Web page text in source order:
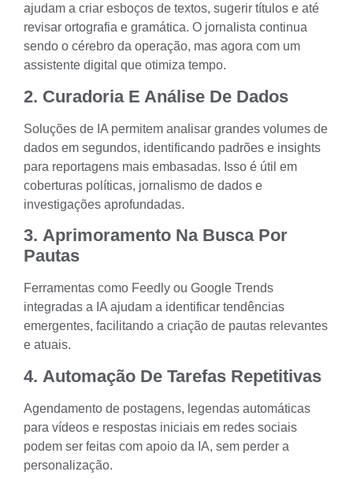
ajudam a criar esboços de textos, sugerir títulos e até
revisar ortografia e gramática. O jornalista continua
sendo o cérebro da operação, mas agora com um
assistente digital que otimiza tempo.
2. Curadoria E Análise De Dados
Soluções de IA permitem analisar grandes volumes de
dados em segundos, identificando padrões e insights
para reportagens mais embasadas. Isso é útil em
coberturas políticas, jornalismo de dados e
investigações aprofundadas.
3. Aprimoramento Na Busca Por
Pautas
Ferramentas como Feedly ou Google Trends
integradas a IA ajudam a identificar tendências
emergentes, facilitando a criação de pautas relevantes
e atuais.
4. Automação De Tarefas Repetitivas
Agendamento de postagens, legendas automáticas
para vídeos e respostas iniciais em redes sociais
podem ser feitas com apoio da IA, sem perder a
personalização.